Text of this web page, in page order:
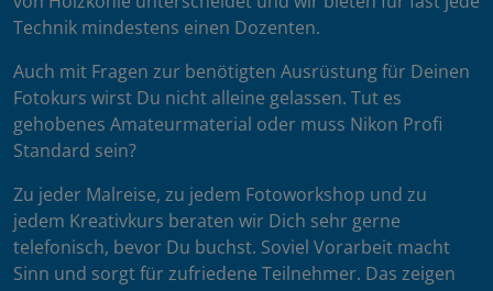
Technik mindestens einen Dozenten.
Auch mit Fragen zur benötigten Ausrüstung für Deinen
Fotokurs wirst Du nicht alleine gelassen. Tut es
gehobenes Amateurmaterial oder muss Nikon Profi
Standard sein?
Zu jeder Malreise, zu jedem Fotoworkshop und zu
jedem Kreativkurs beraten wir Dich sehr gerne
telefonisch, bevor Du buchst. Soviel Vorarbeit macht
Sinn und sorgt für zufriedene Teilnehmer. Das zeigen